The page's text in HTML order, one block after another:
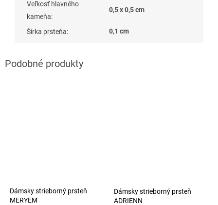
Veľkosť hlavného
kameňa:
0,5 x 0,5 cm
Šírka prsteňa: 0,1 cm
Dámsky strieborný prsteň
MERYEM
Dámsky strieborný prsteň
ADRIENN